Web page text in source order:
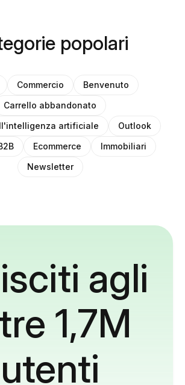
popolari
Commercio
Benvenuto
Carrello abbandonato
artificiale
Outlook
Ecommerce
Immobiliari
Newsletter
agli
1,7M
utenti